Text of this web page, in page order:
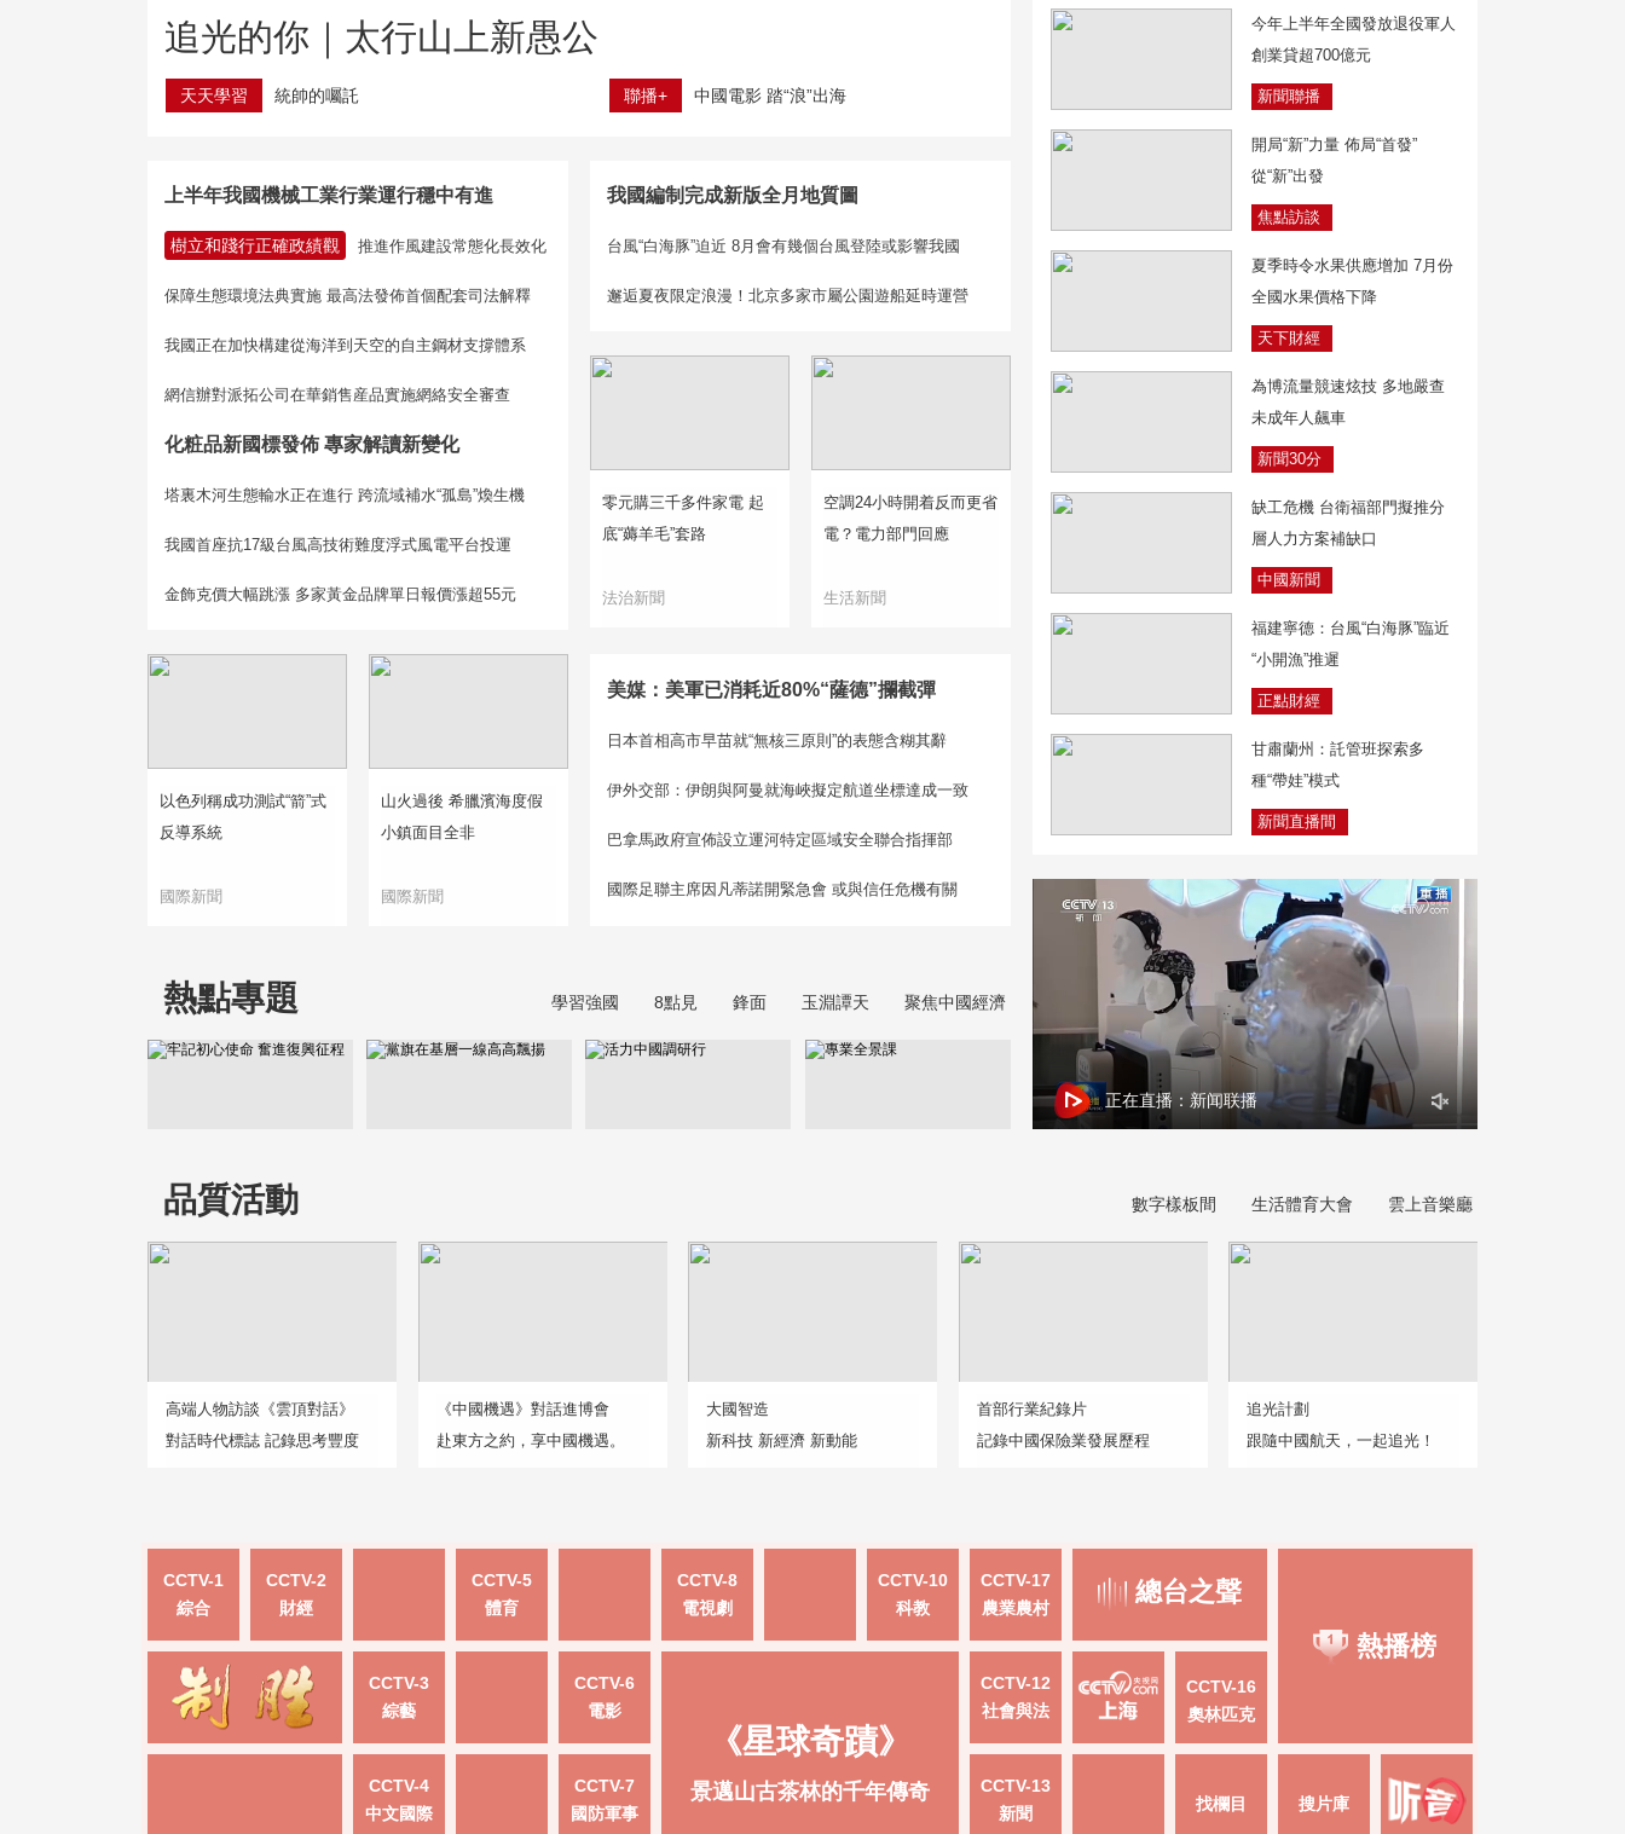
追光的你｜太行山上新愚公
天天學習 統帥的囑託 聯播+ 中國電影 踏“浪”出海
上半年我國機械工業行業運行穩中有進
樹立和踐行正確政績觀 推進作風建設常態化長效化
保障生態環境法典實施 最高法發佈首個配套司法解釋
我國正在加快構建從海洋到天空的自主鋼材支撐體系
網信辦對派拓公司在華銷售産品實施網絡安全審查
化粧品新國標發佈 專家解讀新變化
塔裏木河生態輸水正在進行 跨流域補水“孤島”煥生機
我國首座抗17級台風高技術難度浮式風電平台投運
金飾克價大幅跳漲 多家黃金品牌單日報價漲超55元
我國編制完成新版全月地質圖
台風“白海豚”迫近 8月會有幾個台風登陸或影響我國
邂逅夏夜限定浪漫！北京多家市屬公園遊船延時運營
零元購三千多件家電 起
底“薅羊毛”套路
法治新聞
空調24小時開着反而更省
電？電力部門回應
生活新聞
以色列稱成功測試“箭”式
反導系統
國際新聞
山火過後 希臘濱海度假
小鎮面目全非
國際新聞
美媒：美軍已消耗近80%“薩德”攔截彈
日本首相高市早苗就“無核三原則”的表態含糊其辭
伊外交部：伊朗與阿曼就海峽擬定航道坐標達成一致
巴拿馬政府宣佈設立運河特定區域安全聯合指揮部
國際足聯主席因凡蒂諾開緊急會 或與信任危機有關
熱點專題 學習強國 8點見 鋒面 玉淵譚天 聚焦中國經濟
今年上半年全國發放退役軍人
創業貸超700億元
新聞聯播
開局“新”力量 佈局“首發”
從“新”出發
焦點訪談
夏季時令水果供應增加 7月份
全國水果價格下降
天下財經
為博流量競速炫技 多地嚴查
未成年人飆車
新聞30分
缺工危機 台衛福部門擬推分
層人力方案補缺口
中國新聞
福建寧德：台風“白海豚”臨近
“小開漁”推遲
正點財經
甘肅蘭州：託管班探索多
種“帶娃”模式
新聞直播間
正在直播：新闻联播
品質活動 數字樣板間 生活體育大會 雲上音樂廳
高端人物訪談《雲頂對話》
對話時代標誌 記錄思考豐度
《中國機遇》對話進博會
赴東方之約，享中國機遇。
大國智造
新科技 新經濟 新動能
首部行業紀錄片
記錄中國保險業發展歷程
追光計劃
跟隨中國航天，一起追光！
CCTV-1
綜合
CCTV-2
財經
CCTV-5
體育
CCTV-8
電視劇
CCTV-10
科教
CCTV-17
農業農村
總台之聲
熱播榜
CCTV-3
綜藝
CCTV-6
電影
《星球奇蹟》
景邁山古茶林的千年傳奇
CCTV-12
社會與法
CCTV-16
奧林匹克
CCTV-4
中文國際
CCTV-7
國防軍事
CCTV-13
新聞
找欄目 搜片庫